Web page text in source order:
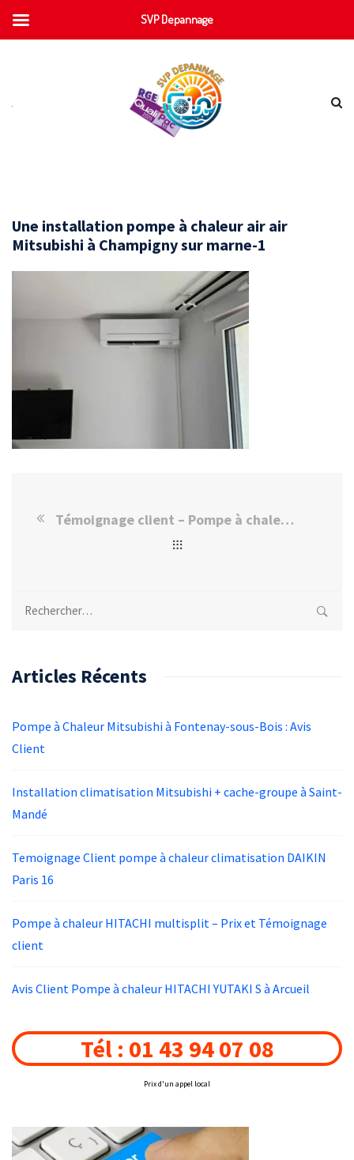
Une installation pompe à chaleur air air
Mitsubishi à Champigny sur marne-1
Témoignage client – Pompe à chaleur Mitsubishi à Champigny-sur-Marne
Rechercher :
Articles Récents
Pompe à Chaleur Mitsubishi à Fontenay-sous-Bois : Avis
Client
Installation climatisation Mitsubishi + cache-groupe à Saint-
Mandé
Temoignage Client pompe à chaleur climatisation DAIKIN
Paris 16
Pompe à chaleur HITACHI multisplit – Prix et Témoignage
client
Avis Client Pompe à chaleur HITACHI YUTAKI S à Arcueil
Tél : 01 43 94 07 08
Prix d'un appel local
SVP Depannage